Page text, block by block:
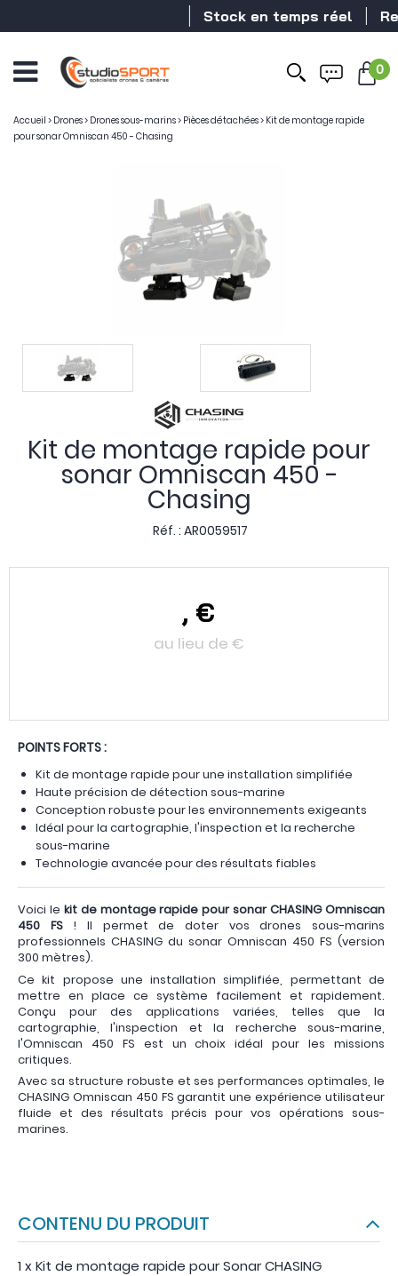
Stock en temps réel
0
Accueil > Drones> Drones sous-marins> Pièces détachées> Kit de montage rapide
pour sonar Omniscan 450 - Chasing
Kit de montage rapide pour
sonar Omniscan 450 -
Chasing
Réf. : AR0059517
, €
au lieu de €
POINTS FORTS :
Kit de montage rapide pour une installation simplifiée
Haute précision de détection sous-marine
Conception robuste pour les environnements exigeants
Idéal pour la cartographie, l'inspection et la recherche
sous-marine
Technologie avancée pour des résultats fiables
Voici le kit de montage rapide pour sonar CHASING Omniscan
450 FS! Il permet de doter vos drones sous-marins
professionnels CHASING du sonar Omniscan 450 FS (version
300 mètres).
Ce kit propose une installation simplifiée, permettant de
mettre en place ce système facilement et rapidement.
Conçu pour des applications variées, telles que la
cartographie, l'inspection et la recherche sous-marine,
l'Omniscan 450 FS est un choix idéal pour les missions
critiques.
Avec sa structure robuste et ses performances optimales, le
CHASING Omniscan 450 FS garantit une expérience utilisateur
fluide et des résultats précis pour vos opérations sous-
marines.
CONTENU DU PRODUIT
1 x Kit de montage rapide pour Sonar CHASING